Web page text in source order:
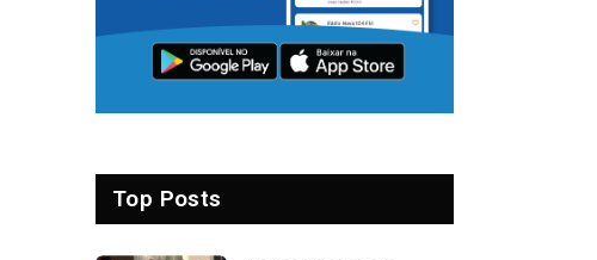
Top Posts